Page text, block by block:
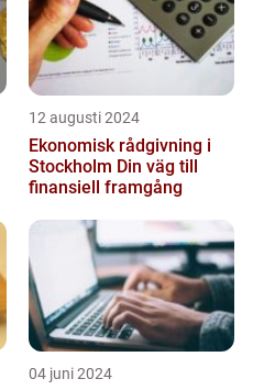
12 augusti 2024
Ekonomisk rådgivning i
Stockholm Din väg till
finansiell framgång
04 juni 2024